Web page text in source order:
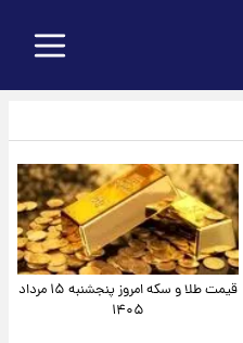
قیمت طلا و سکه امروز پنجشنبه ۱۵ مرداد
۱۴۰۵